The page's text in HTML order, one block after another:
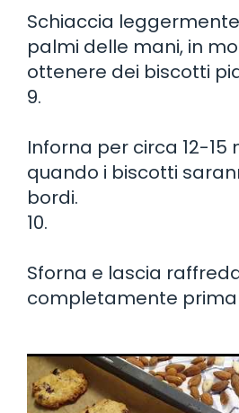
Schiaccia
palmi delle mani, in
ottenere dei biscotti
9.
Inforna per circa 12-15
quando i biscotti
bordi.
10.
Sforna e lascia
completamente prima